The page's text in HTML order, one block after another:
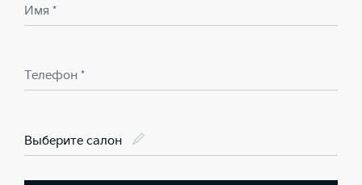
Имя *
Телефон *
Выберите салон